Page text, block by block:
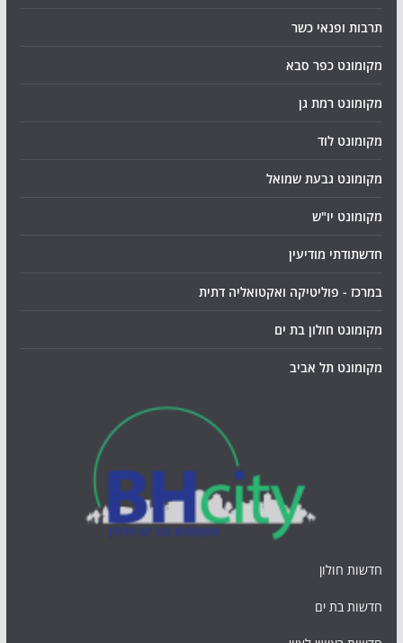
תרבות ופנאי כשר
מקומונט כפר סבא
מקומונט רמת גן
מקומונט לוד
מקומונט גבעת שמואל
מקומונט יו"ש
חדשתודתי מודיעין
במרכז - פוליטיקה ואקטואליה דתית
מקומונט חולון בת ים
מקומונט תל אביב
חדשות חולון
חדשות בת ים